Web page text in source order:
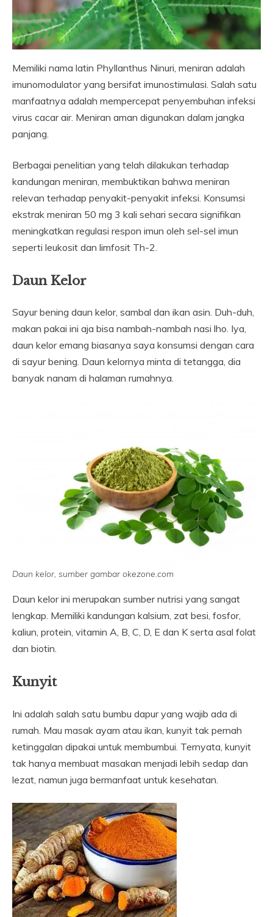
Memiliki nama latin Phyllanthus Ninuri, meniran adalah
imunomodulator yang bersifat imunostimulasi. Salah satu
manfaatnya adalah mempercepat penyembuhan infeksi
virus cacar air. Meniran aman digunakan dalam jangka
panjang.
Berbagai penelitian yang telah dilakukan terhadap
kandungan meniran, membuktikan bahwa meniran
relevan terhadap penyakit-penyakit infeksi. Konsumsi
ekstrak meniran 50 mg 3 kali sehari secara signifikan
meningkatkan regulasi respon imun oleh sel-sel imun
seperti leukosit dan limfosit Th-2.
Daun Kelor
Sayur bening daun kelor, sambal dan ikan asin. Duh-duh,
makan pakai ini aja bisa nambah-nambah nasi lho. Iya,
daun kelor emang biasanya saya konsumsi dengan cara
di sayur bening. Daun kelornya minta di tetangga, dia
banyak nanam di halaman rumahnya.
Daun kelor, sumber gambar okezone.com
Daun kelor ini merupakan sumber nutrisi yang sangat
lengkap. Memiliki kandungan kalsium, zat besi, fosfor,
kaliun, protein, vitamin A, B, C, D, E dan K serta asal folat
dan biotin.
Kunyit
Ini adalah salah satu bumbu dapur yang wajib ada di
rumah. Mau masak ayam atau ikan, kunyit tak pernah
ketinggalan dipakai untuk membumbui. Ternyata, kunyit
tak hanya membuat masakan menjadi lebih sedap dan
lezat, namun juga bermanfaat untuk kesehatan.